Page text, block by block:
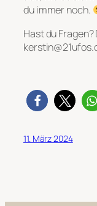
du immer noch.
Hast du
11. März 2024